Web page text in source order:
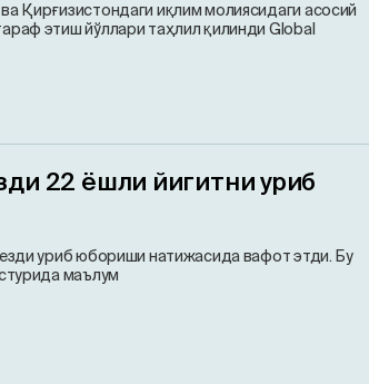
Қирғизистондаги иқлим молиясидаги асосий
этиш йўллари таҳлил қилинди Global
22 ёшли йигитни уриб
уриб юбориши натижасида вафот этди. Бу
маълум